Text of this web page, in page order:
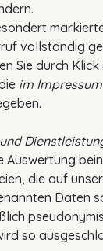
vollständig
Sie durch
im
Auswertung
die auf
Daten
so